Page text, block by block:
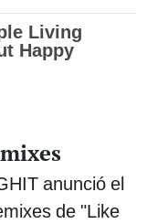
anunció el
de "Like